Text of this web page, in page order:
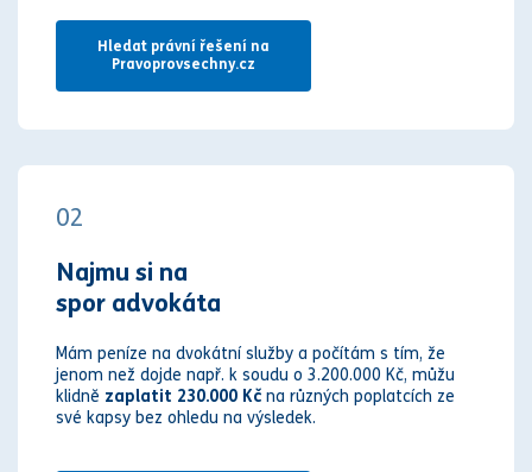
Hledat právní řešení na
Pravoprovsechny.cz
02
Najmu si na
spor advokáta
Mám peníze na dvokátní služby a počítám s tím, že
jenom než dojde např. k soudu o 3.200.000 Kč, můžu
klidně zaplatit 230.000 Kč na různých poplatcích ze
své kapsy bez ohledu na výsledek.